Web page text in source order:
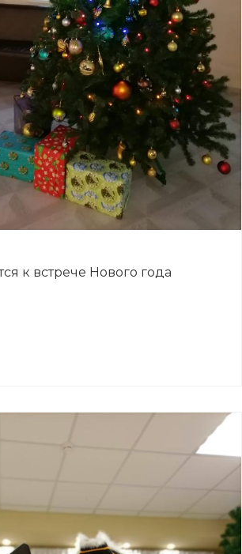
к встрече Нового года